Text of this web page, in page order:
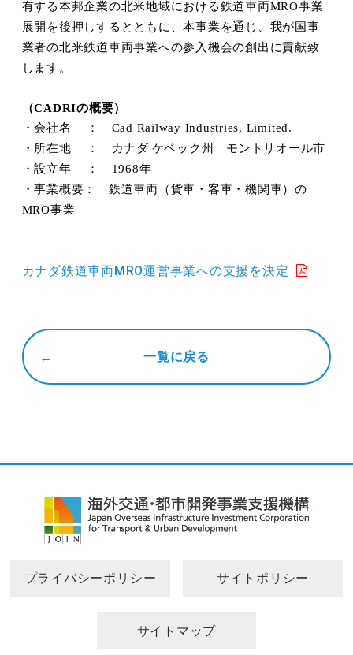
有する本邦企業の北米地域における鉄道車両MRO事業
展開を後押しするとともに、本事業を通じ、我が国事
業者の北米鉄道車両事業への参入機会の創出に貢献致
します。
（CADRIの概要）
・会社名
： Cad Railway Industries, Limited.
・所在地 ： カナダ ケベック州 モントリオール市
・設立年
： 1968年
・事業概要： 鉄道車両（貨車・客車・機関車）の
MRO事業
カナダ鉄道車両MRO運営事業への支援を決定
一覧に戻る
プライバシーポリシー サイトポリシー
サイトマップ